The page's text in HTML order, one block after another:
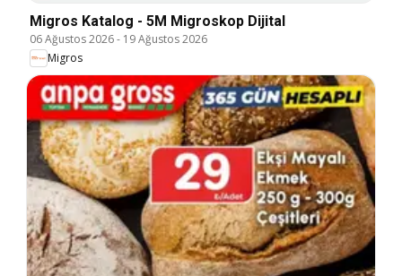
Migros Katalog - 5M Migroskop Dijital
06 Ağustos 2026- 19 Ağustos 2026
Migros